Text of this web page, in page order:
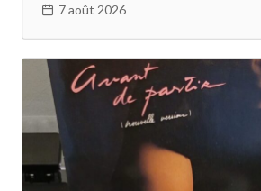
7 août 2026